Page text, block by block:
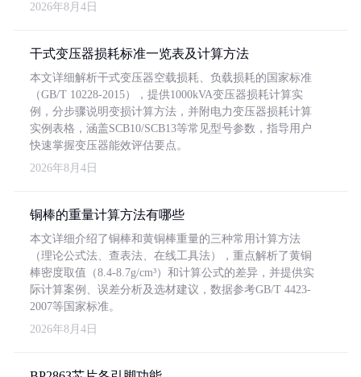
2026年8月4日
干式变压器损耗标准一览表及计算方法
本文详细解析干式变压器空载损耗、负载损耗的国家标准
（GB/T 10228-2015），提供1000kVA变压器损耗计算实
例，分步骤说明变损计算方法，并附电力变压器损耗计算
实例表格，涵盖SCB10/SCB13等常见型号参数，指导用户
快速掌握变压器能效评估要点。
2026年8月4日
铜棒的重量计算方法有哪些
本文详细介绍了铜棒和黄铜棒重量的三种常用计算方法
（理论公式法、查表法、在线工具法），重点解析了黄铜
棒密度取值（8.4-8.7g/cm³）和计算公式的差异，并提供实
际计算案例、误差分析及选材建议，数据参考GB/T 4423-
2007等国家标准。
2026年8月4日